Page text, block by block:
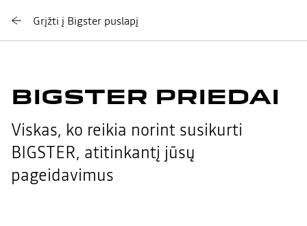
Grįžti į Bigster puslapį
BIGSTER PRIEDAI
Viskas, ko reikia norint susikurti
BIGSTER, atitinkantį jūsų
pageidavimus